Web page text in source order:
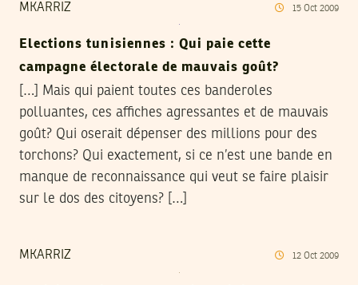
MKARRIZ 15 Oct 2009
Elections tunisiennes : Qui paie cette
campagne électorale de mauvais goût?
[…] Mais qui paient toutes ces banderoles
polluantes, ces affiches agressantes et de mauvais
goût? Qui oserait dépenser des millions pour des
torchons? Qui exactement, si ce n’est une bande en
manque de reconnaissance qui veut se faire plaisir
sur le dos des citoyens? […]
MKARRIZ 12 Oct 2009